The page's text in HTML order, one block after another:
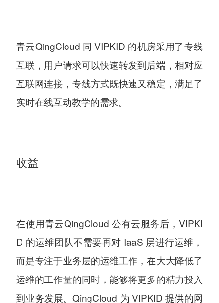
青云QingCloud 同 VIPKID 的机房采用了专线
互联，用户请求可以快速转发到后端，相对应
互联网连接，专线方式既快速又稳定，满足了
实时在线互动教学的需求。
收益
在使用青云QingCloud 公有云服务后，VIPKI
D 的运维团队不需要再对 IaaS 层进行运维，
而是专注于业务层的运维工作，在大大降低了
运维的工作量的同时，能够将更多的精力投入
到业务发展。QingCloud 为 VIPKID 提供的网